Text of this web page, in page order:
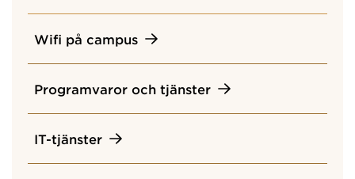
Wifi på campus
Programvaror och tjänster
IT-tjänster